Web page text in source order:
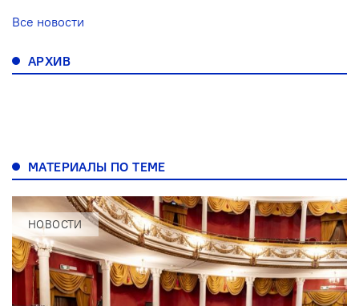
Все новости
АРХИВ
МАТЕРИАЛЫ ПО ТЕМЕ
НОВОСТИ